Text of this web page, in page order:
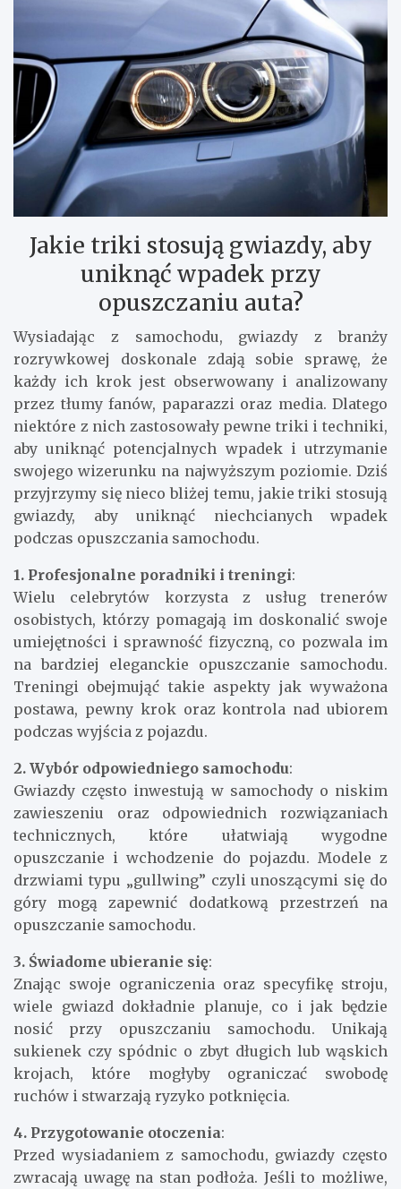
Jakie triki stosują gwiazdy, aby
uniknąć wpadek przy
opuszczaniu auta?
Wysiadając z samochodu, gwiazdy z branży
rozrywkowej doskonale zdają sobie sprawę, że
każdy ich krok jest obserwowany i analizowany
przez tłumy fanów, paparazzi oraz media. Dlatego
niektóre z nich zastosowały pewne triki i techniki,
aby uniknąć potencjalnych wpadek i utrzymanie
swojego wizerunku na najwyższym poziomie. Dziś
przyjrzymy się nieco bliżej temu, jakie triki stosują
gwiazdy, aby uniknąć niechcianych wpadek
podczas opuszczania samochodu.
1. Profesjonalne poradniki i treningi:
Wielu celebrytów korzysta z usług trenerów
osobistych, którzy pomagają im doskonalić swoje
umiejętności i sprawność fizyczną, co pozwala im
na bardziej eleganckie opuszczanie samochodu.
Treningi obejmująć takie aspekty jak wyważona
postawa, pewny krok oraz kontrola nad ubiorem
podczas wyjścia z pojazdu.
2. Wybór odpowiedniego samochodu:
Gwiazdy często inwestują w samochody o niskim
zawieszeniu oraz odpowiednich rozwiązaniach
technicznych, które ułatwiają wygodne
opuszczanie i wchodzenie do pojazdu. Modele z
drzwiami typu „gullwing” czyli unoszącymi się do
góry mogą zapewnić dodatkową przestrzeń na
opuszczanie samochodu.
3. Świadome ubieranie się:
Znając swoje ograniczenia oraz specyfikę stroju,
wiele gwiazd dokładnie planuje, co i jak będzie
nosić przy opuszczaniu samochodu. Unikają
sukienek czy spódnic o zbyt długich lub wąskich
krojach, które mogłyby ograniczać swobodę
ruchów i stwarzają ryzyko potknięcia.
4. Przygotowanie otoczenia:
Przed wysiadaniem z samochodu, gwiazdy często
zwracają uwagę na stan podłoża. Jeśli to możliwe,